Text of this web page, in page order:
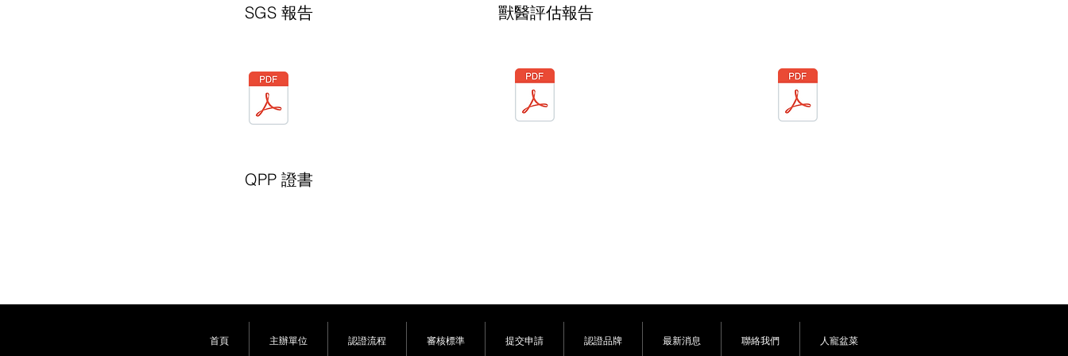
SGS 報告 ​獸醫評估報告
QPP 證書
首頁 主辦單位 認證流程 審核標準 提交申請 認證品牌 最新消息 聯絡我們 人寵盆菜